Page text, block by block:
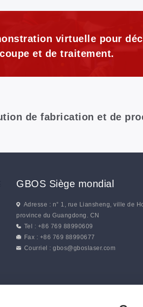
virtuelle pour
et de traitement.
de fabrication et de
GBOS Siège mondial
Adresse : n° 1, rue Liansheng, ville de
province du Guangdong. CN
Tel : +86 769 88990609
Fax : +86 769 88990677
Courriel :gbos@gboslaser.com